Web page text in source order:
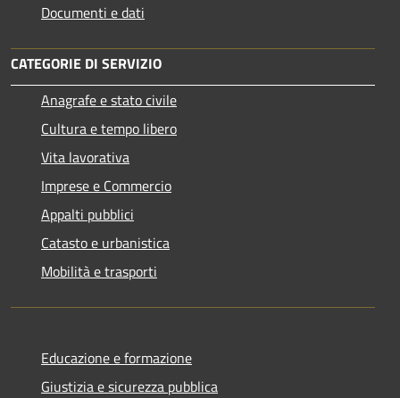
Documenti e dati
CATEGORIE DI SERVIZIO
Anagrafe e stato civile
Cultura e tempo libero
Vita lavorativa
Imprese e Commercio
Appalti pubblici
Catasto e urbanistica
Mobilità e trasporti
Educazione e formazione
Giustizia e sicurezza pubblica